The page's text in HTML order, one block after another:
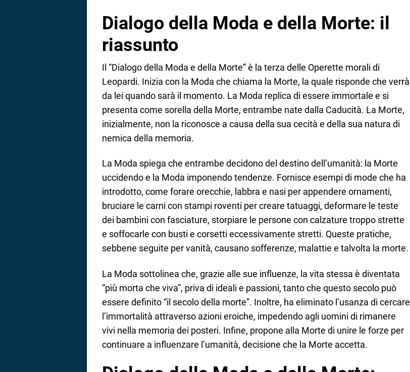
Dialogo della Moda e della Morte: il
riassunto
Il “Dialogo della Moda e della Morte” è la terza delle Operette morali di
Leopardi. Inizia con la Moda che chiama la Morte, la quale risponde che verrà
da lei quando sarà il momento. La Moda replica di essere immortale e si
presenta come sorella della Morte, entrambe nate dalla Caducità. La Morte,
inizialmente, non la riconosce a causa della sua cecità e della sua natura di
nemica della memoria.
La Moda spiega che entrambe decidono del destino dell’umanità: la Morte
uccidendo e la Moda imponendo tendenze. Fornisce esempi di mode che ha
introdotto, come forare orecchie, labbra e nasi per appendere ornamenti,
bruciare le carni con stampi roventi per creare tatuaggi, deformare le teste
dei bambini con fasciature, storpiare le persone con calzature troppo strette
e soffocarle con busti e corsetti eccessivamente stretti. Queste pratiche,
sebbene seguite per vanità, causano sofferenze, malattie e talvolta la morte.
La Moda sottolinea che, grazie alle sue influenze, la vita stessa è diventata
“più morta che viva”, priva di ideali e passioni, tanto che questo secolo può
essere definito “il secolo della morte”. Inoltre, ha eliminato l’usanza di cercare
l’immortalità attraverso azioni eroiche, impedendo agli uomini di rimanere
vivi nella memoria dei posteri. Infine, propone alla Morte di unire le forze per
continuare a influenzare l’umanità, decisione che la Morte accetta.